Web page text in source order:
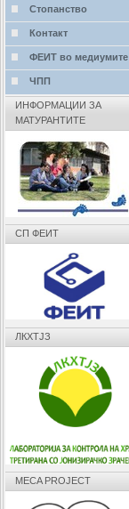
Стопанство
Контакт
ФЕИТ во медиумите
ЧПП
ИНФОРМАЦИИ ЗА
МАТУРАНТИТЕ
СП ФЕИТ
ЛКХТЈЗ
MECA PROJECT